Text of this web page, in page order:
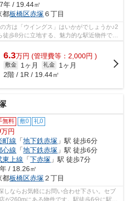
年 / 19.44㎡
都板橋区赤塚 ６丁目
方は「ウイングス」はいかがでしょうか♪2
歩8分に立地する、魅力的な駅近物件です
賃を...
6.3万円 (管理費等：2,000円 )
敷金 1ヶ月 礼金
1ヶ月
2階 / 1R / 19.44㎡
無料 敷0 礼0
万円
町線 「地下鉄赤塚 」駅 徒歩6分
心線 「地下鉄赤塚 」駅 徒歩6分
東上線 「下赤塚 」駅 徒歩7分
/ 18.26㎡
都板橋区赤塚 ２丁目
しならお気軽にお問い合わせ下さい。セブ
が260mにある物件です。駅徒歩6分に駅が